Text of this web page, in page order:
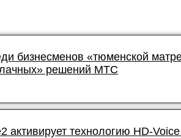
бизнесменов «тюменской
решений МТС
активирует технологию HD-